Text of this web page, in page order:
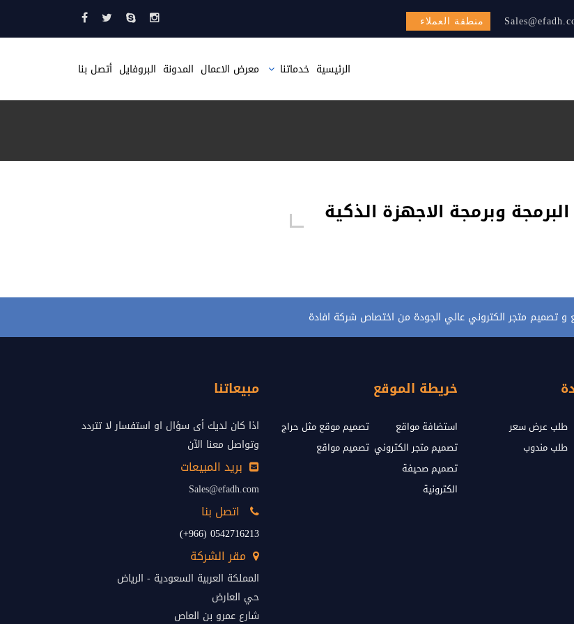
منطقة العملاء
الرئيسية خدماتنا
تصميم صحيفة الكترونية
معرض الاعمال المدونة البروفايل أتصل بنا
وبرمجة الاجهزة الذكية
تصميم متجر الكتروني عالي الجودة من اختصاص شركة افادة
طلب عرض سعر
طلب مندوب
خريطة الموقع
استضافة مواقع
تصميم موقع مثل حراج
تصميم متجر الكتروني تصميم مواقع
تصميم صحيفة
الكترونية
مبيعاتنا
اذا كان لديك أى سؤال او استفسار لا تتردد
وتواصل معنا الآن
بريد المبيعات
Sales@efadh.com
اتصل بنا
0542716213 (966+)
مقر الشركة
المملكة العربية السعودية - الرياض
حي العارض
شارع عمرو بن العاص